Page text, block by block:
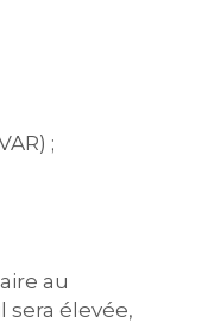
;
au
élevée,